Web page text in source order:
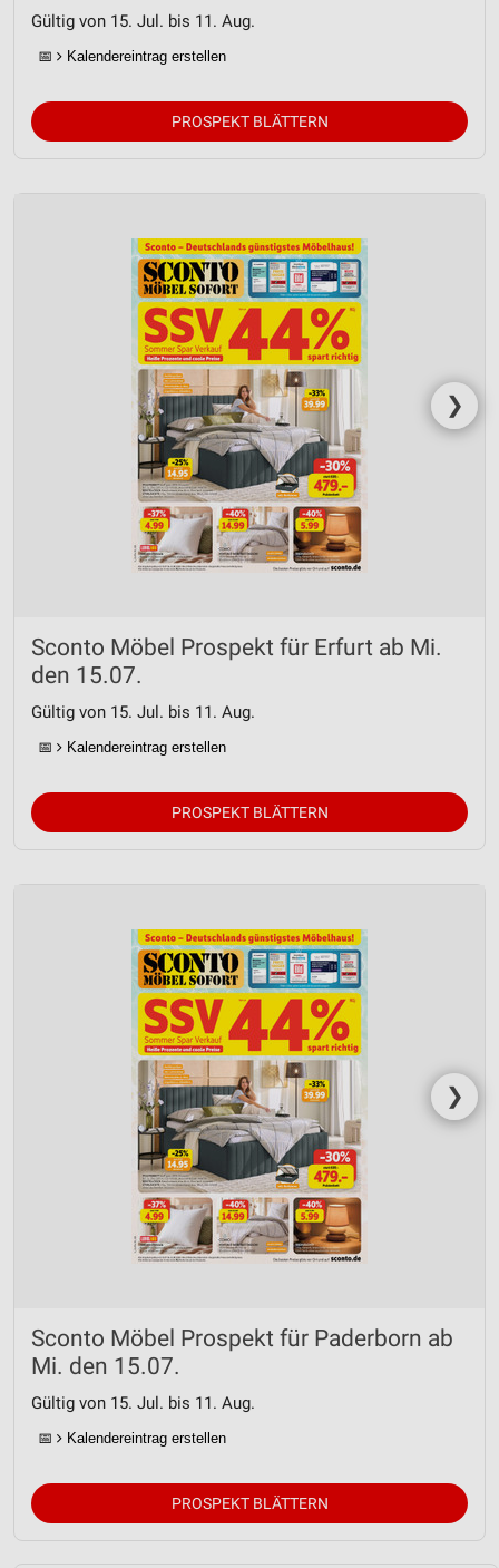
Gültig von 15. Jul. bis 11. Aug.
📅 Kalendereintrag erstellen
PROSPEKT BLÄTTERN
❯
Sconto Möbel Prospekt für Erfurt ab Mi.
den 15.07.
Gültig von 15. Jul. bis 11. Aug.
📅 Kalendereintrag erstellen
PROSPEKT BLÄTTERN
❯
Sconto Möbel Prospekt für Paderborn ab
Mi. den 15.07.
Gültig von 15. Jul. bis 11. Aug.
📅 Kalendereintrag erstellen
PROSPEKT BLÄTTERN
Speichern von oder Zugriff auf Informationen
auf einem Endgerät
Verwendung reduzierter Daten zur Auswahl von
personalisierter Werbung
Erstellung von Profilen zur Personalisierung
Verwendung von Profilen zur Auswahl
personalisierter Inhalte
Messung der Werbeleistung
Messung der Performance von Inhalten
Analyse von Zielgruppen durch Statistiken oder
Kombinationen von Daten aus verschiedenen
Verwendung reduzierter Daten zur Auswahl von
Inhalten
Informationen identifizieren
Nicht-IAB-Verarbeitungszwecke: